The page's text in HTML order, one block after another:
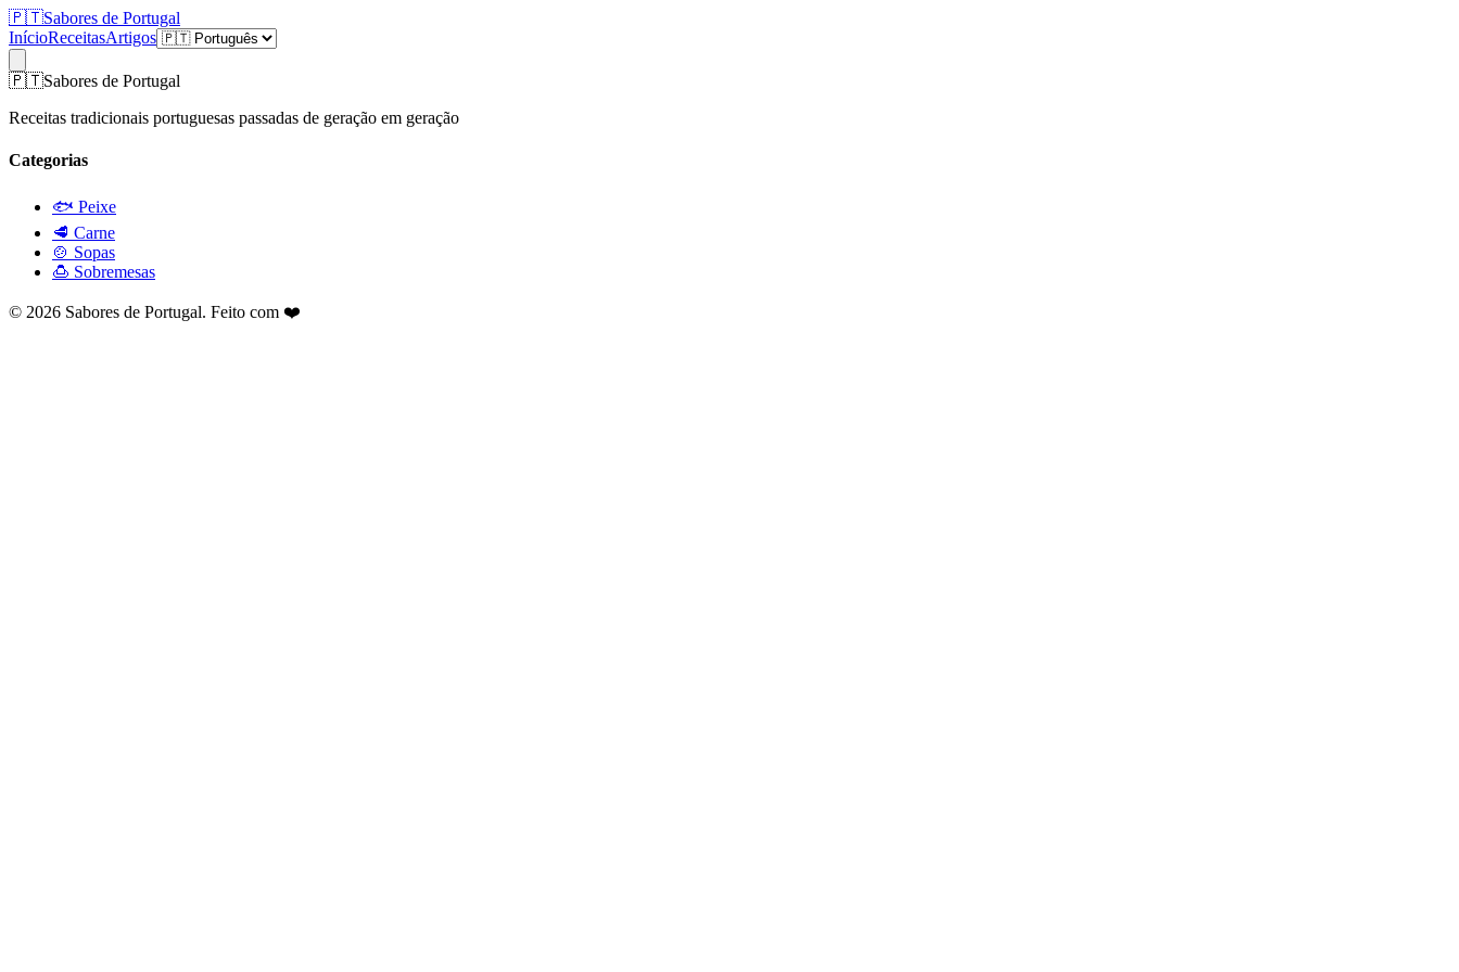
🇵🇹Sabores de Portugal
InícioReceitasArtigos
🇵🇹Sabores de Portugal
Receitas tradicionais portuguesas passadas de geração em geração
Categorias
🐟 Peixe
🥩 Carne
🍲 Sopas
🍮 Sobremesas
© 2026 Sabores de Portugal. Feito com ❤️